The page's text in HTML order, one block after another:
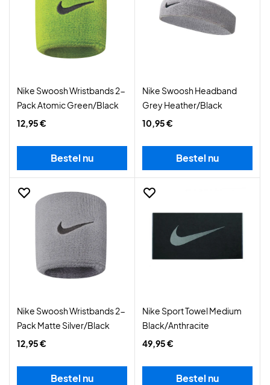
Nike Swoosh Wristbands 2-
Pack Atomic Green/Black
12,95 €
Bestel nu
Nike Swoosh Headband
Grey Heather/Black
10,95 €
Bestel nu
Nike Swoosh Wristbands 2-
Pack Matte Silver/Black
12,95 €
Bestel nu
Nike Sport Towel Medium
Black/Anthracite
49,95 €
Bestel nu